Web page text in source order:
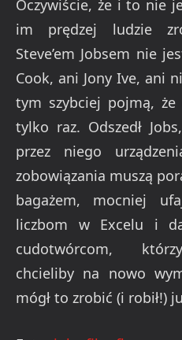
Oczywiście, że i to nie
im prędzej ludzie
Steve’em Jobsem nie
Cook, ani Jony Ive, ani
tym szybciej pojmą,
tylko raz. Odszedł
przez niego
zobowiązania muszą
bagażem, mocniej
liczbom w Excelu i
cudotwórcom,
chcieliby na nowo
mógł to zrobić (i robił!)